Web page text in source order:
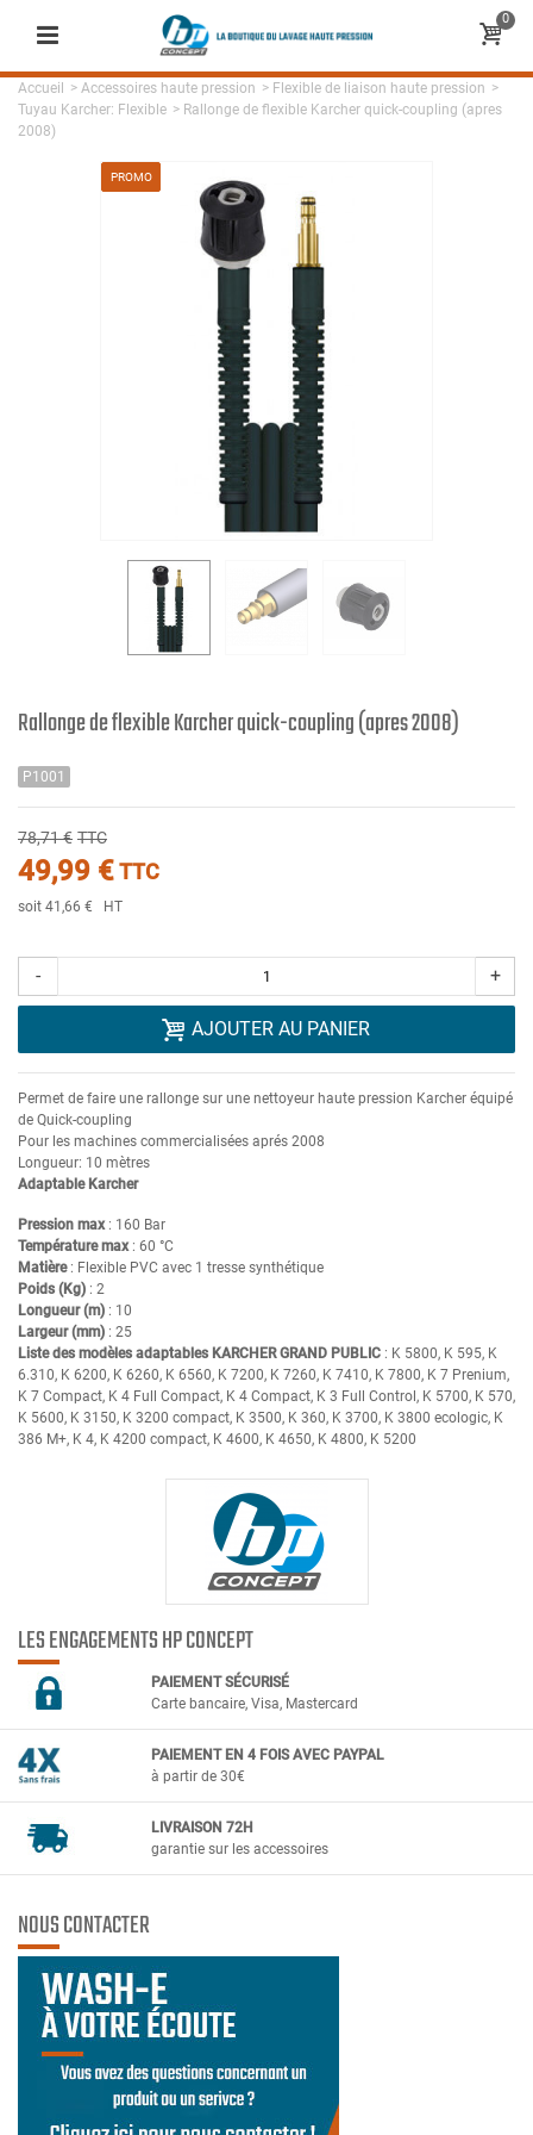
0
Accueil > Accessoires haute pression > Flexible de liaison haute pression >
Tuyau Karcher: Flexible > Rallonge de flexible Karcher quick-coupling (apres
2008)
PROMO
Rallonge de flexible Karcher quick-coupling (apres 2008)
P1001
78,71 € TTC
49,99 €TTC
soit 41,66 € HT
- +
AJOUTER AU PANIER
Permet de faire une rallonge sur une nettoyeur haute pression Karcher équipé
de Quick-coupling
Pour les machines commercialisées aprés 2008
Longueur: 10 mètres
Adaptable Karcher
Pression max: 160 Bar
Température max: 60 °C
Matière: Flexible PVC avec 1 tresse synthétique
Poids (Kg) : 2
Longueur (m) : 10
Largeur (mm) : 25
Liste des modèles adaptables KARCHER GRAND PUBLIC : K 5800, K 595, K
6.310, K 6200, K 6260, K 6560, K 7200, K 7260, K 7410, K 7800, K 7 Prenium,
K 7 Compact, K 4 Full Compact, K 4 Compact, K 3 Full Control, K 5700, K 570,
K 5600, K 3150, K 3200 compact, K 3500, K 360, K 3700, K 3800 ecologic, K
386 M+, K 4, K 4200 compact, K 4600, K 4650, K 4800, K 5200
LES ENGAGEMENTS HP CONCEPT
PAIEMENT SÉCURISÉ
Carte bancaire, Visa, Mastercard
PAIEMENT EN 4 FOIS AVEC PAYPAL
à partir de 30€
LIVRAISON 72H
garantie sur les accessoires
NOUS CONTACTER